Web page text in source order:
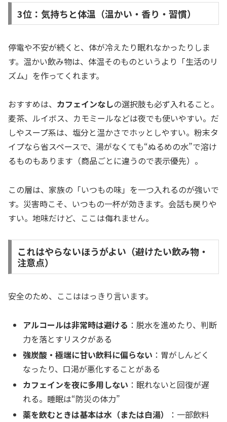
3位：気持ちと体温（温かい・香り・習慣）
停電や不安が続くと、体が冷えたり眠れなかったりしま
す。温かい飲み物は、体温そのものというより「生活のリ
ズム」を作ってくれます。
おすすめは、 カフェインなしの選択肢も必ず入れること。
麦茶、ルイボス、カモミールなどは夜でも使いやすい。だ
しやスープ系は、塩分と温かさでホッとしやすい。粉末タ
イプなら省スペースで、湯がなくても“ぬるめの水”で溶け
るものもあります（商品ごとに違うので表示優先）。
この層は、家族の「いつもの味」を一つ入れるのが強いで
す。災害時こそ、いつもの一杯が効きます。会話も戻りや
すい。地味だけど、ここは侮れません。
これはやらないほうがよい（避けたい飲み物・
注意点）
安全のため、ここははっきり言います。
アルコールは非常時は避ける ：脱水を進めたり、判断
力を落とすリスクがある
強炭酸・極端に甘い飲料に偏らない ：胃がしんどく
なったり、口渇が悪化することがある
カフェインを夜に多用しない ：眠れないと回復が遅
れる。睡眠は“防災の体力”
薬を飲むときは基本は水（または白湯）
：一部飲料